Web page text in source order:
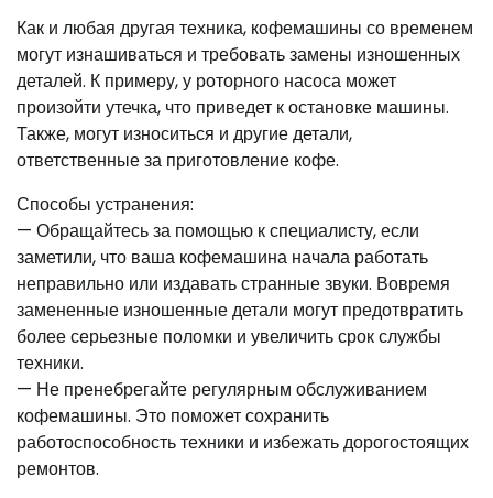
Как и любая другая техника, кофемашины со временем
могут изнашиваться и требовать замены изношенных
деталей. К примеру, у роторного насоса может
произойти утечка, что приведет к остановке машины.
Также, могут износиться и другие детали,
ответственные за приготовление кофе.
Способы устранения:
— Обращайтесь за помощью к специалисту, если
заметили, что ваша кофемашина начала работать
неправильно или издавать странные звуки. Вовремя
замененные изношенные детали могут предотвратить
более серьезные поломки и увеличить срок службы
техники.
— Не пренебрегайте регулярным обслуживанием
кофемашины. Это поможет сохранить
работоспособность техники и избежать дорогостоящих
ремонтов.